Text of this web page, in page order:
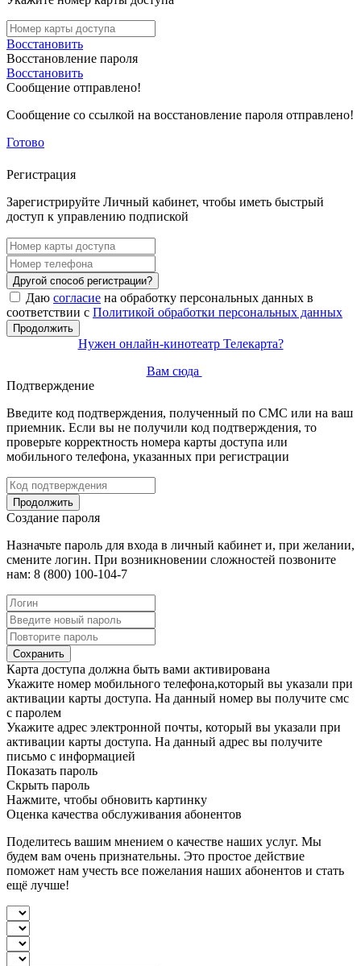
Восстановить
Восстановление пароля
Восстановить
Сообщение отправлено!
Сообщение со ссылкой на восстановление пароля отправлено!
Готово
Регистрация
Зарегистрируйте Личный кабинет, чтобы иметь быстрый
доступ к управлению подпиской
Другой способ регистрации?
Даю согласие на обработку персональных данных в
соответствии с Политикой обработки персональных данных
Продолжить
Нужен онлайн-кинотеатр Телекарта?
Вам сюда
Подтверждение
Введите код подтверждения, полученный по СМС или на ваш
приемник. Если вы не получили код подтверждения, то
проверьте корректность номера карты доступа или
мобильного телефона, указанных при регистрации
Продолжить
Создание пароля
Назначьте пароль для входа в личный кабинет и, при желании,
смените логин. При возникновении сложностей позвоните
нам: 8 (800) 100-104-7
Сохранить
Карта доступа должна быть вами активирована
Укажите номер мобильного телефона,который вы указали при
активации карты доступа. На данный номер вы получите смс
с паролем
Укажите адрес электронной почты, который вы указали при
активации карты доступа. На данный адрес вы получите
письмо с информацией
Показать пароль
Скрыть пароль
Нажмите, чтобы обновить картинку
Оценка качества обслуживания абонентов
Поделитесь вашим мнением о качестве наших услуг. Мы
будем вам очень признательны. Это простое действие
поможет нам учесть все пожелания наших абонентов и стать
ещё лучше!